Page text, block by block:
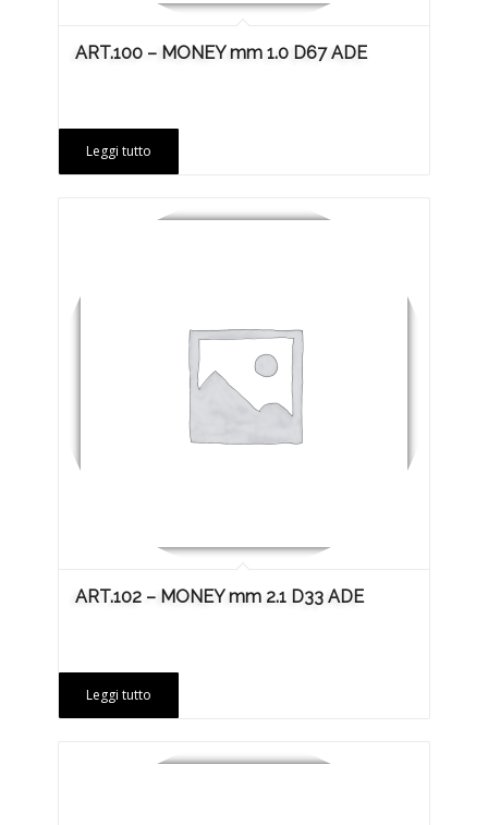
ART.100 – MONEY mm 1.0 D67 ADE
Leggi tutto
ART.102 – MONEY mm 2.1 D33 ADE
Leggi tutto